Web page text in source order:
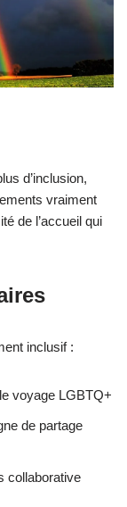
d’inclusion,
vraiment
de l’accueil qui
inclusif :
voyage LGBTQ+
de partage
collaborative